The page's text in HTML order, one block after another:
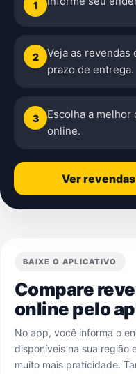
1
2
Veja as revendas
prazo de entrega.
3
Escolha a melhor
online.
Ver
BAIXE O APLICATIVO
Compare
online pelo
No app, você informa o
disponíveis na sua região
muito mais praticidade.